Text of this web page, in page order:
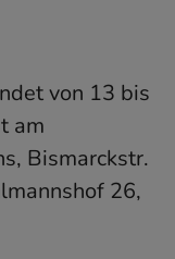
von 13 bis
am
Bismarckstr.
26,